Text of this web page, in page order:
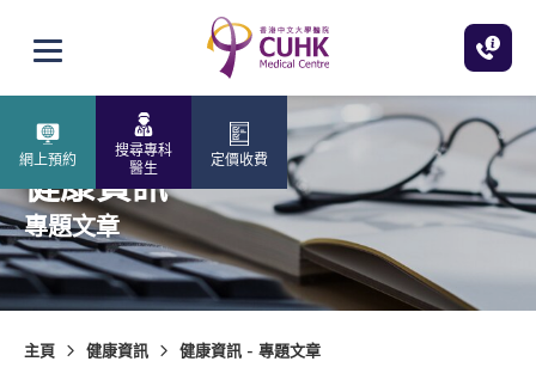
打開選單
網上預約
搜尋專科
醫生
定價收費
健康資訊
專題文章
主頁 健康資訊 健康資訊 - 專題文章